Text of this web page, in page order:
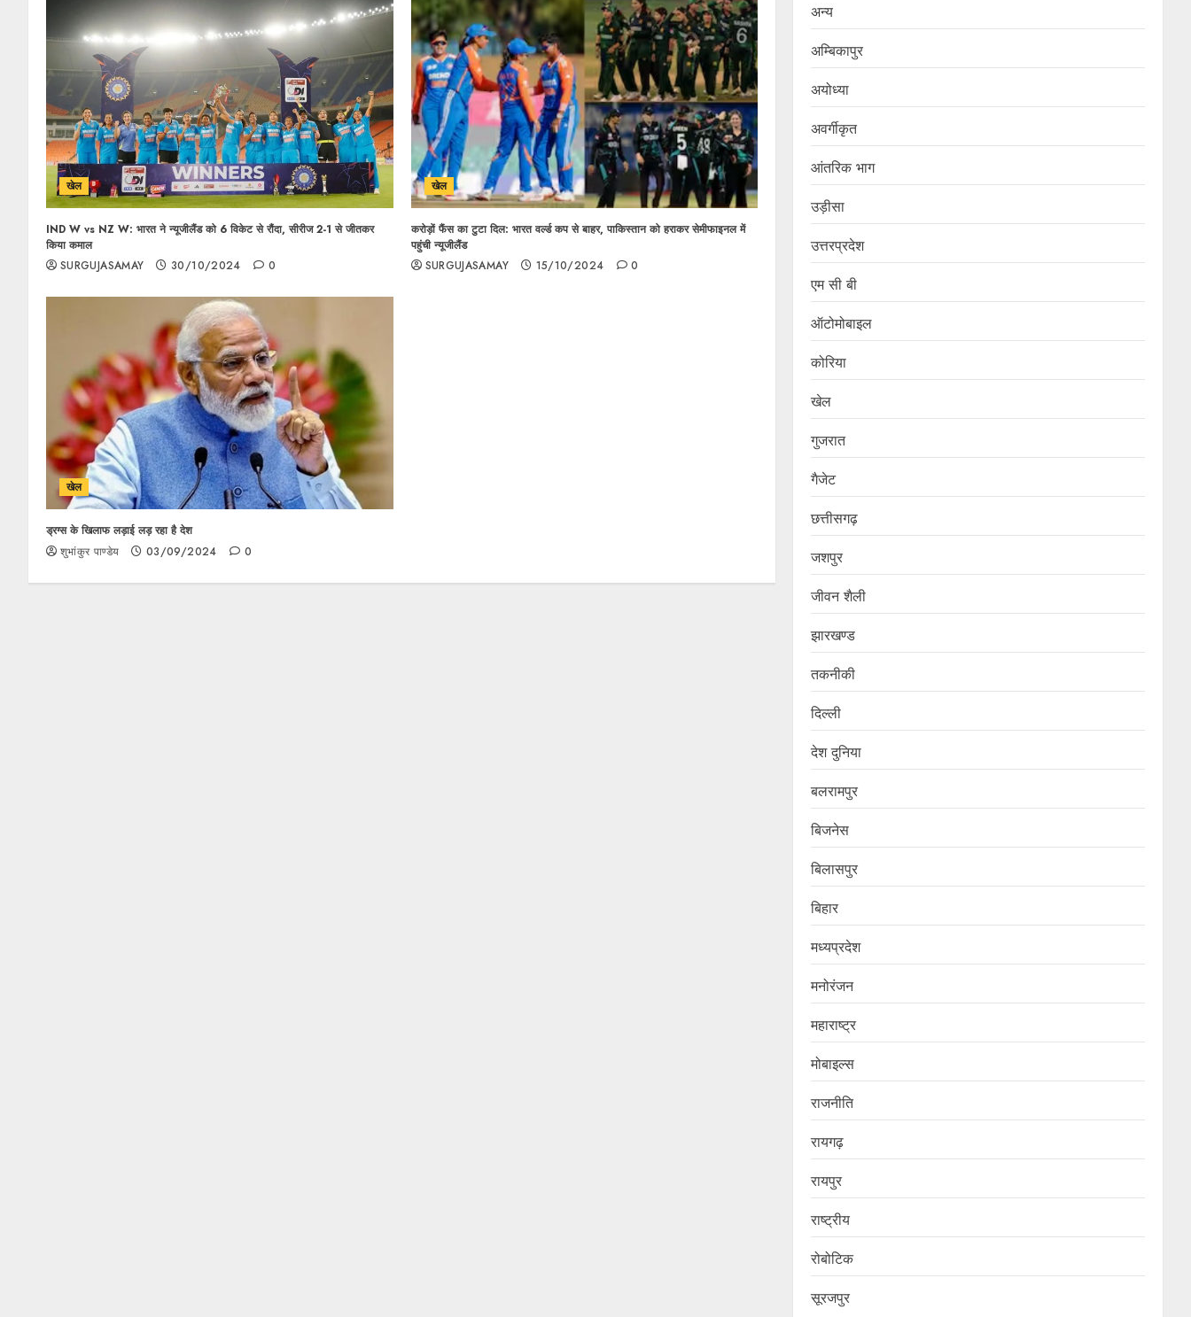
खेल
IND W vs NZ W: भारत ने न्यूजीलैंड को 6 विकेट से रौंदा, सीरीज 2-1 से जीतकर
किया कमाल
SURGUJASAMAY
30/10/2024 0
खेल
करोड़ों फैंस का टुटा दिल: भारत वर्ल्ड कप से बाहर, पाकिस्तान को हराकर सेमीफाइनल में
पहुंची न्यूजीलैंड
SURGUJASAMAY
15/10/2024 0
खेल
ड्रग्स के खिलाफ लड़ाई लड़ रहा है देश
शुभांकुर पाण्डेय
03/09/2024 0
अन्य
अम्बिकापुर
अयोध्या
अवर्गीकृत
आंतरिक भाग
उड़ीसा
उत्तरप्रदेश
एम सी बी
ऑटोमोबाइल
कोरिया
खेल
गुजरात
गैजेट
छत्तीसगढ़
जशपुर
जीवन शैली
झारखण्ड
तकनीकी
दिल्ली
देश दुनिया
बलरामपुर
बिजनेस
बिलासपुर
बिहार
मध्यप्रदेश
मनोरंजन
महाराष्ट्र
मोबाइल्स
राजनीति
रायगढ़
रायपुर
राष्ट्रीय
रोबोटिक
सूरजपुर